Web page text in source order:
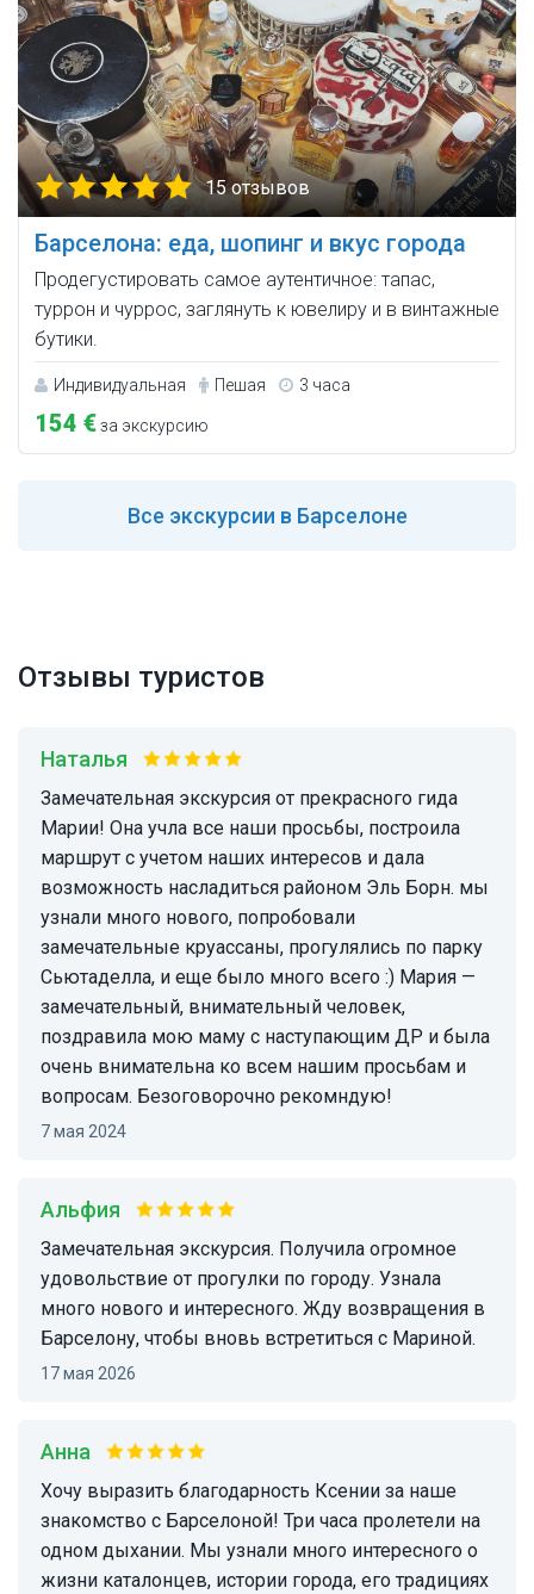
15 отзывов
Барселона: еда, шопинг и вкус города
Продегустировать самое аутентичное: тапас,
туррон и чуррос, заглянуть к ювелиру и в винтажные
бутики.
Индивидуальная Пешая 3 часа
154 €за экскурсию
Все экскурсии в Барселоне
Отзывы туристов
Наталья
Замечательная экскурсия от прекрасного гида
Марии! Она учла все наши просьбы, построила
маршрут с учетом наших интересов и дала
возможность насладиться районом Эль Борн. мы
узнали много нового, попробовали
замечательные круассаны, прогулялись по парку
Сьютаделла, и еще было много всего :) Мария —
замечательный, внимательный человек,
поздравила мою маму с наступающим ДР и была
очень внимательна ко всем нашим просьбам и
вопросам. Безоговорочно рекомндую!
7 мая 2024
Альфия
Замечательная экскурсия. Получила огромное
удовольствие от прогулки по городу. Узнала
много нового и интересного. Жду возвращения в
Барселону, чтобы вновь встретиться с Мариной.
17 мая 2026
Анна
Хочу выразить благодарность Ксении за наше
знакомство с Барселоной! Три часа пролетели на
одном дыхании. Мы узнали много интересного о
жизни каталонцев, истории города, его традициях